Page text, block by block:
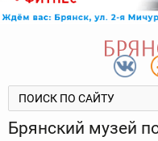
Брянский музей